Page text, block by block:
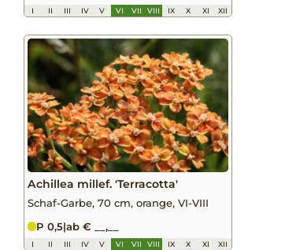
I II III IV V VI VII VIII IX X XI XII
Achillea millef. 'Terracotta'
Schaf-Garbe, 70 cm, orange, VI-VIII
P 0,5|ab € __,__
I II III IV V VI VII VIII IX X XI XII